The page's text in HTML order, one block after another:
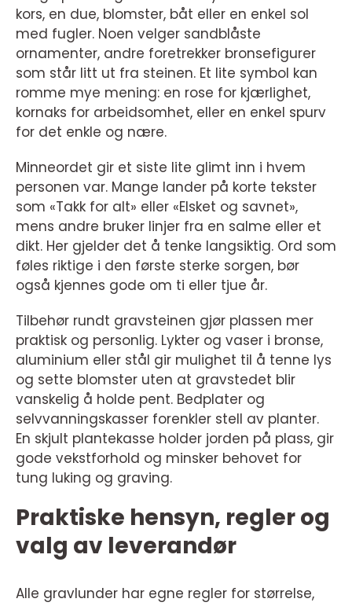
kors, en due, blomster, båt eller en enkel sol
med fugler. Noen velger sandblåste
ornamenter, andre foretrekker bronsefigurer
som står litt ut fra steinen. Et lite symbol kan
romme mye mening: en rose for kjærlighet,
kornaks for arbeidsomhet, eller en enkel spurv
for det enkle og nære.
Minneordet gir et siste lite glimt inn i hvem
personen var. Mange lander på korte tekster
som «Takk for alt» eller «Elsket og savnet»,
mens andre bruker linjer fra en salme eller et
dikt. Her gjelder det å tenke langsiktig. Ord som
føles riktige i den første sterke sorgen, bør
også kjennes gode om ti eller tjue år.
Tilbehør rundt gravsteinen gjør plassen mer
praktisk og personlig. Lykter og vaser i bronse,
aluminium eller stål gir mulighet til å tenne lys
og sette blomster uten at gravstedet blir
vanskelig å holde pent. Bedplater og
selvvanningskasser forenkler stell av planter.
En skjult plantekasse holder jorden på plass, gir
gode vekstforhold og minsker behovet for
tung luking og graving.
Praktiske hensyn, regler og
valg av leverandør
Alle gravlunder har egne regler for størrelse,